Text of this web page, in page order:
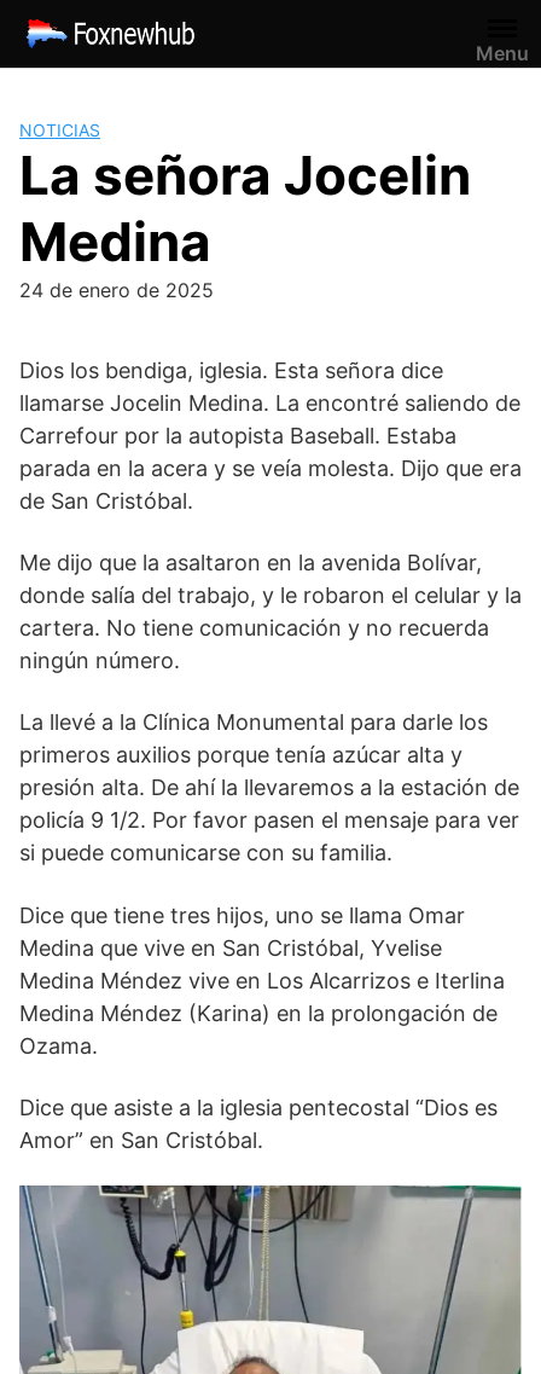
Saltar
contenido
Menu
NOTICIAS
La señora Jocelin
Medina
24 de enero de 2025
Dios los bendiga, iglesia. Esta señora dice
llamarse Jocelin Medina. La encontré saliendo de
Carrefour por la autopista Baseball. Estaba
parada en la acera y se veía molesta. Dijo que era
de San Cristóbal.
Me dijo que la asaltaron en la avenida Bolívar,
donde salía del trabajo, y le robaron el celular y la
cartera. No tiene comunicación y no recuerda
ningún número.
La llevé a la Clínica Monumental para darle los
primeros auxilios porque tenía azúcar alta y
presión alta. De ahí la llevaremos a la estación de
policía 9 1/2. Por favor pasen el mensaje para ver
si puede comunicarse con su familia.
Dice que tiene tres hijos, uno se llama Omar
Medina que vive en San Cristóbal, Yvelise
Medina Méndez vive en Los Alcarrizos e Iterlina
Medina Méndez (Karina) en la prolongación de
Ozama.
Dice que asiste a la iglesia pentecostal “Dios es
Amor” en San Cristóbal.